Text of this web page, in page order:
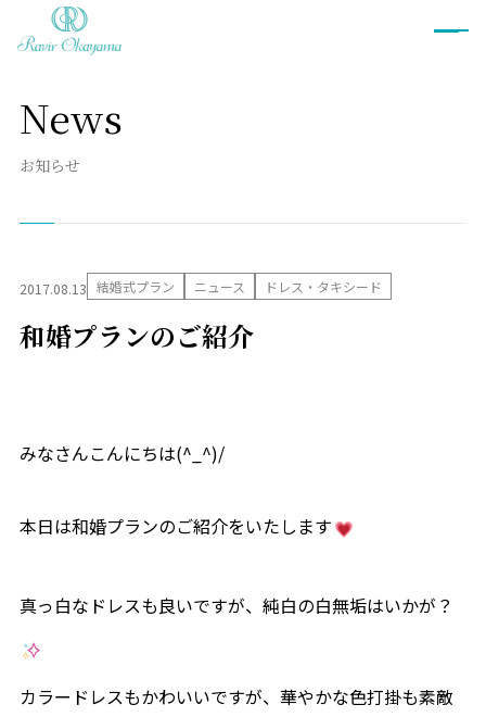
ブライダルフェア
プラン
ウェディングドレス
カラードレス
和装
Chapel
嘉（Yorokobi）の間
ブルームガーデン
News
お知らせ
2017.08.13 結婚式プラン ニュース ドレス・タキシード
和婚プランのご紹介
みなさんこんにちは(^_^)/
本日は和婚プランのご紹介をいたします
真っ白なドレスも良いですが、純白の白無垢はいかが？
カラードレスもかわいいですが、華やかな色打掛も素敵